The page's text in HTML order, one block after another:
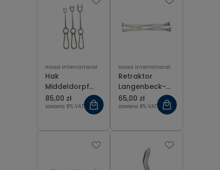
Hossa International
Hak
Middeldorpf
retraktor 28x28
mm
85,00 zł
zawiera 8% VAT
Hossa International
Retraktor
Langenbeck-
Parker zestaw
2 szt.
65,00 zł
zawiera 8% VAT